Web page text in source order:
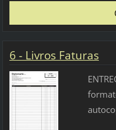
6 - Livros Faturas